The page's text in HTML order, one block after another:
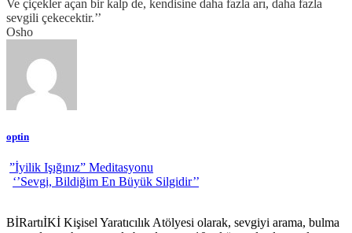
Ve çiçekler açan bir kalp de, kendisine daha fazla arı, daha fazla
sevgili çekecektir.’’
Osho
optin
”İyilik Işığınız” Meditasyonu
‘’Sevgi, Bildiğim En Büyük Silgidir’’
BİRartıİKİ Kişisel Yaratıcılık Atölyesi olarak, sevgiyi arama, bulma